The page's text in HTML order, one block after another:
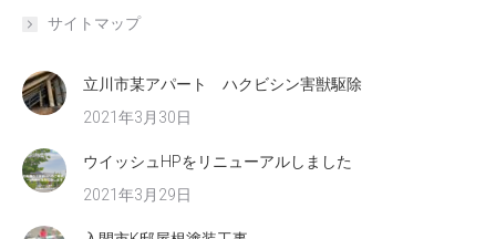
サイトマップ
立川市某アパート ハクビシン害獣駆除
2021年3月30日
ウイッシュHPをリニューアルしました
2021年3月29日